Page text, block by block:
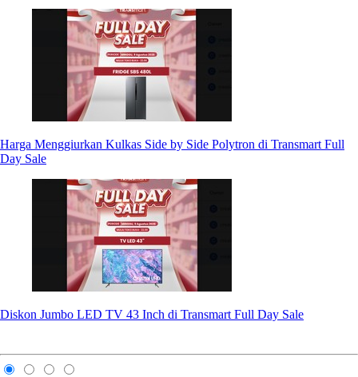
Harga Menggiurkan Kulkas Side by Side Polytron di Transmart Full
Day Sale
Diskon Jumbo LED TV 43 Inch di Transmart Full Day Sale